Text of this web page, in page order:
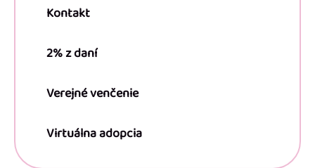
Kontakt
2% z daní
Verejné venčenie
Virtuálna adopcia